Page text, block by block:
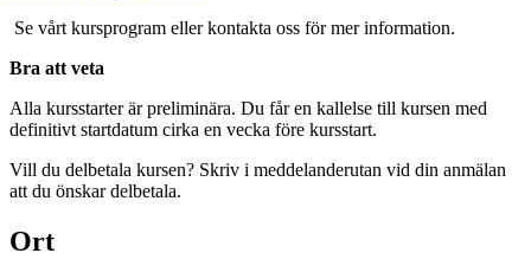
Se vårt kursprogram eller kontakta oss för mer information.
Bra att veta
Alla kursstarter är preliminära. Du får en kallelse till kursen med
definitivt startdatum cirka en vecka före kursstart.
Vill du delbetala kursen? Skriv i meddelanderutan vid din anmälan
att du önskar delbetala.
Ort